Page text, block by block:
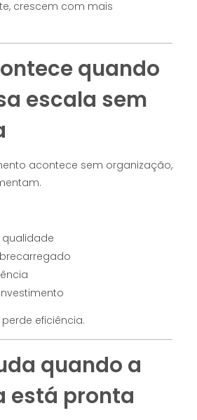
crescem com mais
quando
escala sem
acontece sem organização,
eficiência.
quando a
está pronta